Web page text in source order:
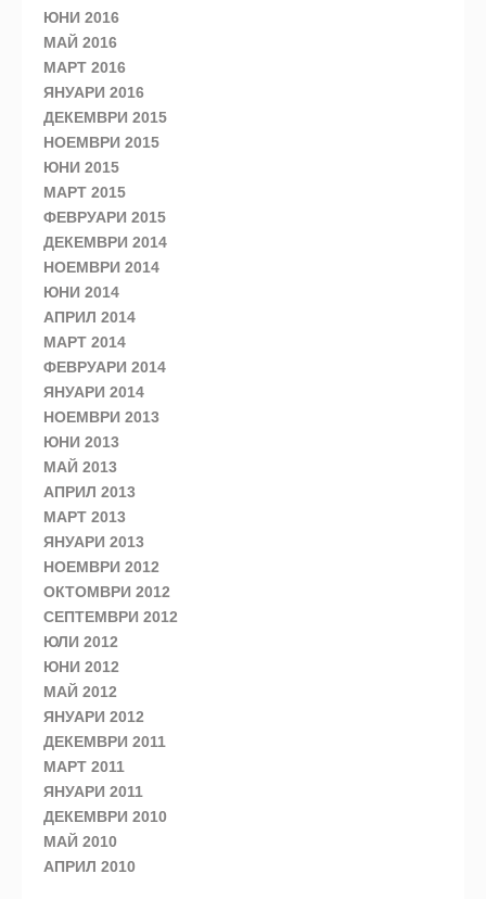
ЮНИ 2016
МАЙ 2016
МАРТ 2016
ЯНУАРИ 2016
ДЕКЕМВРИ 2015
НОЕМВРИ 2015
ЮНИ 2015
МАРТ 2015
ФЕВРУАРИ 2015
ДЕКЕМВРИ 2014
НОЕМВРИ 2014
ЮНИ 2014
АПРИЛ 2014
МАРТ 2014
ФЕВРУАРИ 2014
ЯНУАРИ 2014
НОЕМВРИ 2013
ЮНИ 2013
МАЙ 2013
АПРИЛ 2013
МАРТ 2013
ЯНУАРИ 2013
НОЕМВРИ 2012
ОКТОМВРИ 2012
СЕПТЕМВРИ 2012
ЮЛИ 2012
ЮНИ 2012
МАЙ 2012
ЯНУАРИ 2012
ДЕКЕМВРИ 2011
МАРТ 2011
ЯНУАРИ 2011
ДЕКЕМВРИ 2010
МАЙ 2010
АПРИЛ 2010